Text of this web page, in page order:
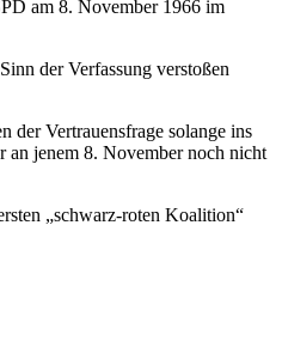
am 8. November 1966 im
der Verfassung verstoßen
der Vertrauensfrage solange ins
an jenem 8. November noch nicht
„schwarz-roten Koalition“